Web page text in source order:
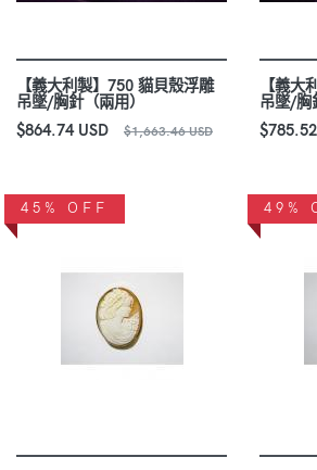
【義大利製】750 貓貝殼浮雕
吊墜/胸針（兩用）
$864.74 USD
$1,663.46 USD
【義大
吊墜/胸
45% OFF 49%